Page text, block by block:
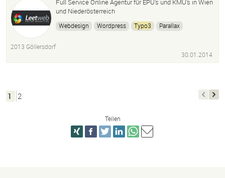
Full Service Online Agentur für EPU’s und KMU’s in Wien
und Niederösterreich
Webdesign Wordpress Typo3
Parallax
Social Media Marketing
Panoramaufnahmen
2013 Göllersdorf
30.01.2014
1 2
Teilen